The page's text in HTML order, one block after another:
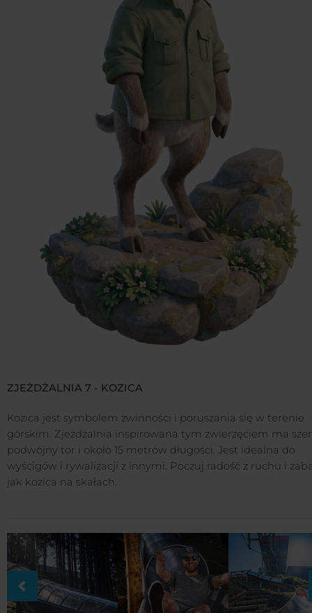
ZJEŻDŻALNIA 7 - KOZICA
Kozica jest symbolem zwinności i poruszania się w terenie
górskim. Zjeżdżalnia inspirowana tym zwierzęciem ma
podwójny tor i około 15 metrów długości. Jest idealna do
wyścigów i rywalizacji z innymi. Poczuj radość z ruchu i
jak kozica na skałach.